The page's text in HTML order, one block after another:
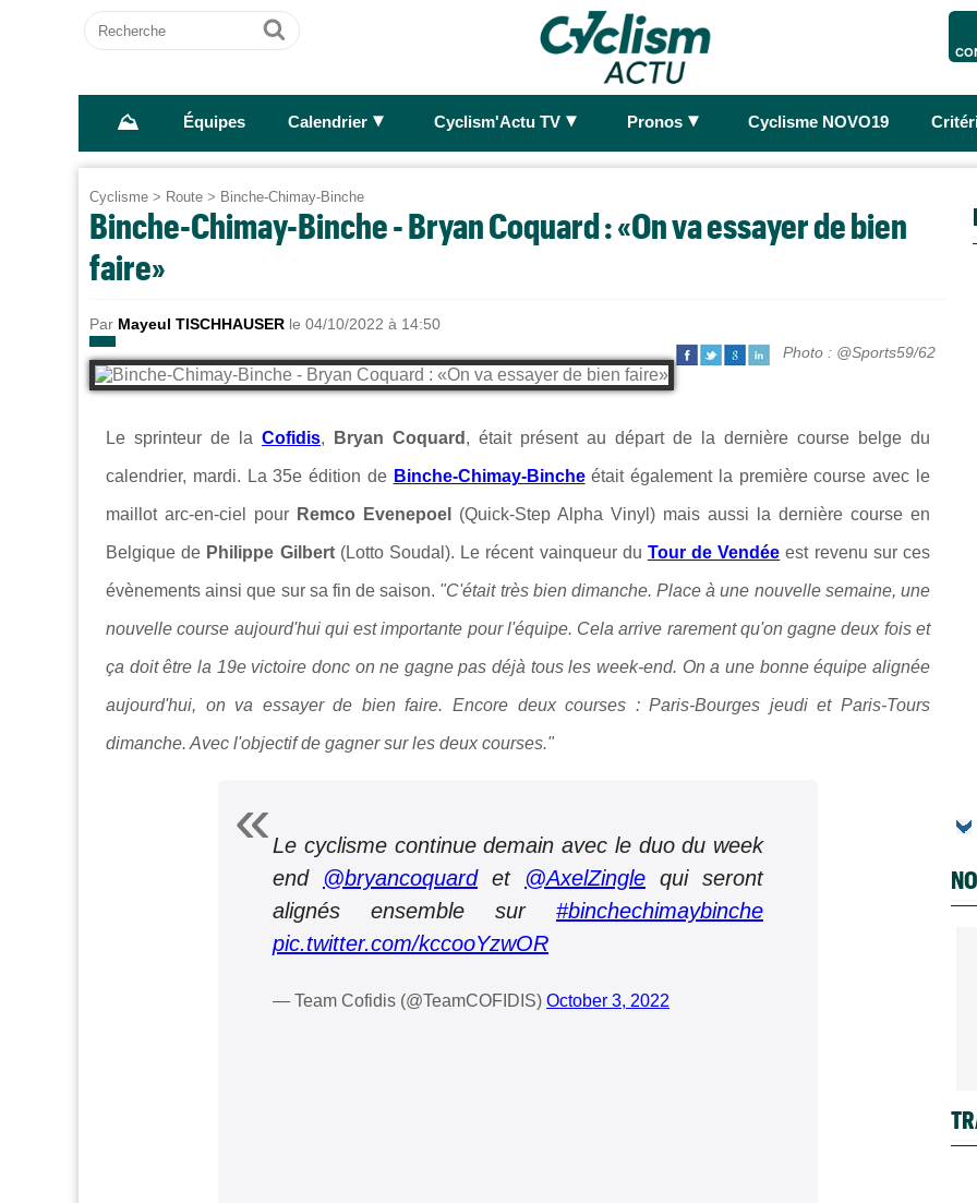
Recherche
Ok
⛰ Équipes Calendrier ► Cyclism'Actu TV ► Pronos ► Cyclisme NOVO19
Cyclisme > Route > Binche-Chimay-Binche
Binche-Chimay-Binche - Bryan Coquard : «On va essayer de bien
faire»
Par Mayeul TISCHHAUSER le 04/10/2022 à 14:50
Photo : @Sports59/62
Le sprinteur de la Cofidis, Bryan Coquard , était présent au départ de la dernière course belge du
calendrier, mardi. La 35e édition de Binche-Chimay-Bincheétait également la première course avec le
maillot arc-en-ciel pour Remco Evenepoel (Quick-Step Alpha Vinyl) mais aussi la dernière course en
Belgique de Philippe Gilbert(Lotto Soudal). Le récent vainqueur du Tour de Vendée est revenu sur ces
évènements ainsi que sur sa fin de saison. "C'était très bien dimanche. Place à une nouvelle semaine, une
nouvelle course aujourd'hui qui est importante pour l'équipe. Cela arrive rarement qu'on gagne deux fois et
ça doit être la 19e victoire donc on ne gagne pas déjà tous les week-end. On a une bonne équipe alignée
aujourd'hui, on va essayer de bien faire. Encore deux courses : Paris-Bourges jeudi et Paris-Tours
dimanche. Avec l'objectif de gagner sur les deux courses."
Le cyclisme continue demain avec le duo du week
end @bryancoquardet @AxelZingle qui seront
alignés ensemble sur #binchechimaybinche
pic.twitter.com/kccooYzwOR
— Team Cofidis (@TeamCOFIDIS) October 3, 2022